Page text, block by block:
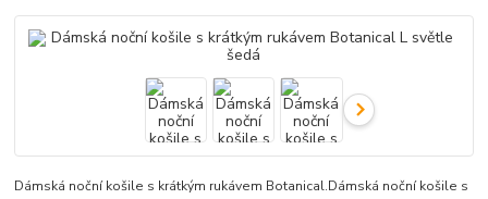
Dámská noční košile s krátkým rukávem Botanical.Dámská noční košile s